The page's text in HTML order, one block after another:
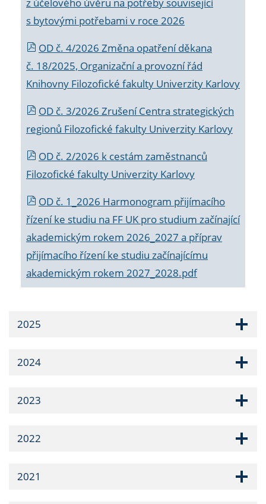
z účelového úvěru na potřeby související
s bytovými potřebami v roce 2026
OD č. 4/2026 Změna opatření děkana
č. 18/2025, Organizační a provozní řád
Knihovny Filozofické fakulty Univerzity Karlovy
OD č. 3/2026 Zrušení Centra strategických
regionů Filozofické fakulty Univerzity Karlovy
OD č. 2/2026 k cestám zaměstnanců
Filozofické fakulty Univerzity Karlovy
OD č. 1_2026 Harmonogram přijímacího
řízení ke studiu na FF UK pro studium začínající
akademickým rokem 2026_2027 a příprav
přijímacího řízení ke studiu začínajícímu
akademickým rokem 2027_2028.pdf
2025
2024
2023
2022
2021